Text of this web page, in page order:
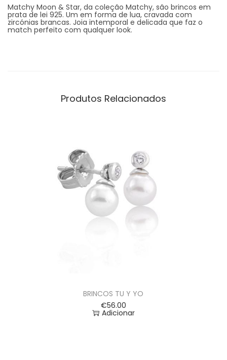
Matchy Moon & Star, da coleção Matchy, são brincos em
prata de lei 925. Um em forma de lua, cravada com
zircónias brancas. Joia intemporal e delicada que faz o
match perfeito com qualquer look.
Produtos Relacionados
BRINCOS TU Y YO
€56.00
Adicionar